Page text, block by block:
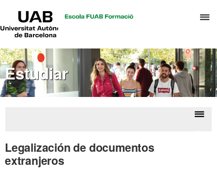
el
Universitat
Barcelona
Estudiar
Legalización de documentos
extranjeros